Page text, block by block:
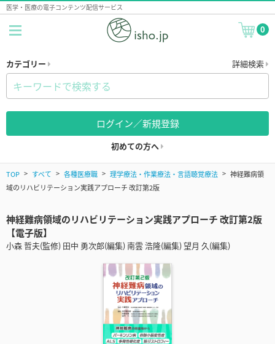
医学・医療の電子コンテンツ配信サービス
0
カテゴリー 詳細検索
ログイン／新規登録
初めての方へ
TOP すべて 各種医療職 理学療法・作業療法・言語聴覚療法
神経難病領
域のリハビリテーション実践アプローチ 改訂第2版
神経難病領域のリハビリテーション実践アプローチ 改訂第2版
【電子版】
小森 哲夫(監修) 田中 勇次郎(編集) 南雲 浩隆(編集) 望月 久(編集)